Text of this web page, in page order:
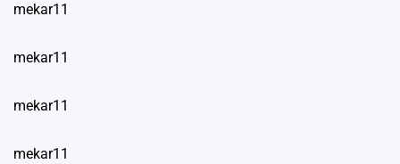
mekar11
mekar11
mekar11
mekar11